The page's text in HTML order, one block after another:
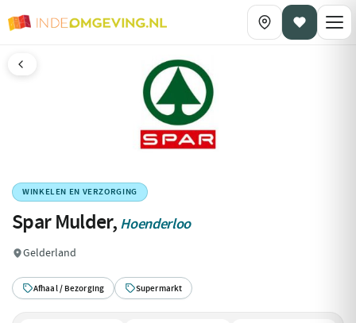
WINKELEN EN VERZORGING
Spar Mulder, Hoenderloo
Gelderland
Afhaal / Bezorging Supermarkt